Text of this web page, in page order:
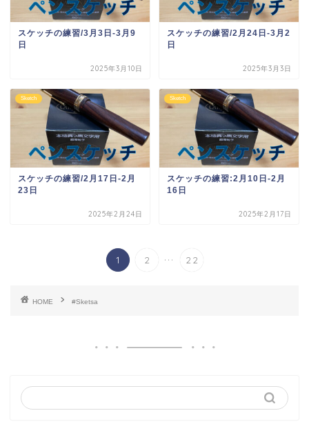
スケッチの練習/3月3日-3月9
日
2025年3月10日
スケッチの練習/2月24日-3月2
日
2025年3月3日
Sketch
スケッチの練習/2月17日-2月
23日
2025年2月24日
Sketch
スケッチの練習:2月10日-2月
16日
2025年2月17日
1 2 ... 22
HOME #Sketsa